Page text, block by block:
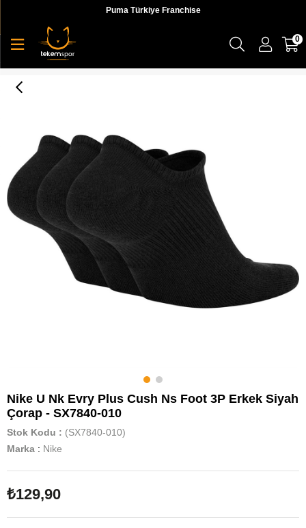
Puma Türkiye Franchise
0
Nike U Nk Evry Plus Cush Ns Foot 3P Erkek Siyah
Çorap - SX7840-010
Stok Kodu
(SX7840-010)
Marka : Nike
₺129,90